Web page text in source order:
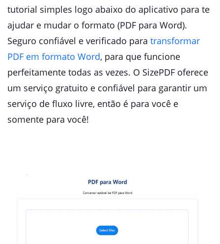
tutorial simples logo abaixo do aplicativo para te
ajudar e mudar o formato (PDF para Word).
Seguro confiável e verificado para transformar
PDF em formato Word, para que funcione
perfeitamente todas as vezes. O SizePDF oferece
um serviço gratuito e confiável para garantir um
serviço de fluxo livre, então é para você e
somente para você!